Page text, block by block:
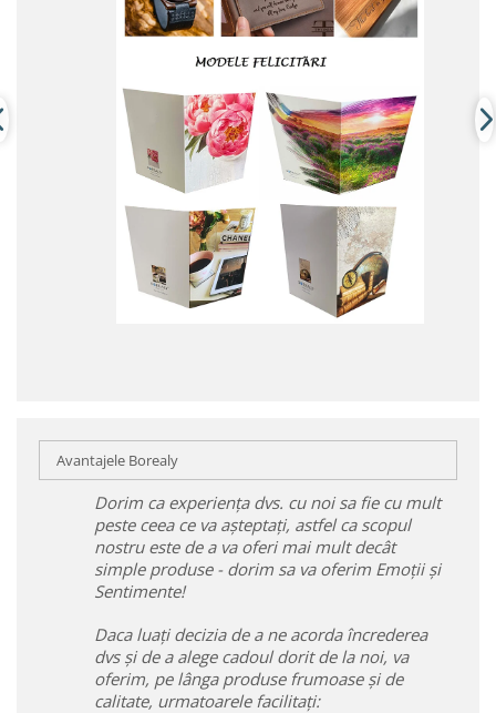
Avantajele Borealy
Dorim ca experiența dvs. cu noi sa fie cu mult
peste ceea ce va așteptați, astfel ca scopul
nostru este de a va oferi mai mult decât
simple produse - dorim sa va oferim Emoții și
Sentimente!
Daca luați decizia de a ne acorda încrederea
dvs și de a alege cadoul dorit de la noi, va
oferim, pe lânga produse frumoase și de
calitate, urmatoarele facilitați: